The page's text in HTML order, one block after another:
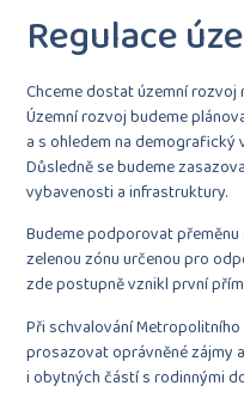
Regulace
Chceme dostat územní
Územní rozvoj budeme
a s ohledem na
Důsledně se budeme
vybavenosti a infrastruktury.
Budeme podporovat
zelenou zónu určenou pro
zde postupně vznikl první
Při schvalování
prosazovat oprávněné zájmy
i obytných částí s rodinnými